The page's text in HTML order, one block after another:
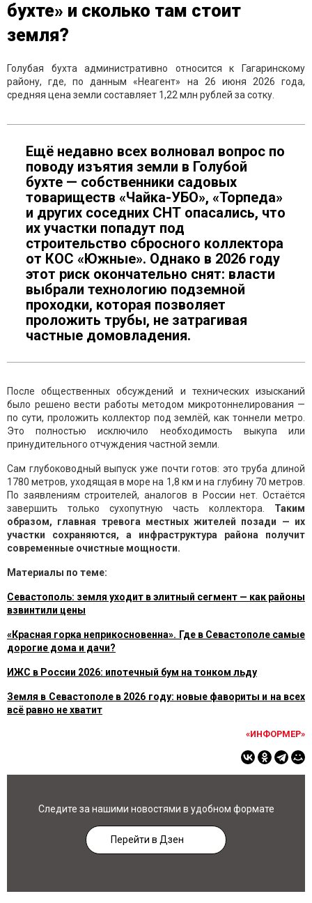
бухте» и сколько там стоит
земля?
Голубая бухта административно относится к Гагаринскому
району, где, по данным «Неагент» на 26 июня 2026 года,
средняя цена земли составляет 1,22 млн рублей за сотку.
Ещё недавно всех волновал вопрос по
поводу изъятия земли в Голубой
бухте — собственники садовых
товариществ «Чайка-УБО», «Торпеда»
и других соседних СНТ опасались, что
их участки попадут под
строительство сбросного коллектора
от КОС «Южные». Однако в 2026 году
этот риск окончательно снят: власти
выбрали технологию подземной
проходки, которая позволяет
проложить трубы, не затрагивая
частные домовладения.
После общественных обсуждений и технических изысканий
было решено вести работы методом микротоннелирования —
по сути, проложить коллектор под землёй, как тоннели метро.
Это полностью исключило необходимость выкупа или
принудительного отчуждения частной земли.
Сам глубоководный выпуск уже почти готов: это труба длиной
1780 метров, уходящая в море на 1,8 км и на глубину 70 метров.
По заявлениям строителей, аналогов в России нет. Остаётся
завершить только сухопутную часть коллектора. Таким
образом, главная тревога местных жителей позади — их
участки сохраняются, а инфраструктура района получит
современные очистные мощности.
Материалы по теме:
Севастополь: земля уходит в элитный сегмент — как районы
взвинтили цены
«Красная горка неприкосновенна». Где в Севастополе самые
дорогие дома и дачи?
ИЖС в России 2026: ипотечный бум на тонком льду
Земля в Севастополе в 2026 году: новые фавориты и на всех
всё равно не хватит
«ИНФОРМЕР»
Следите за нашими новостями в удобном формате
Перейти в Дзен